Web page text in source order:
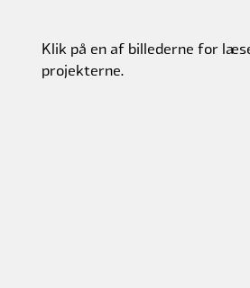
Klik på en af billederne for
projekterne.